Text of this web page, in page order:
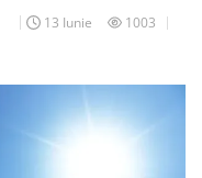
13 Iunie
1003